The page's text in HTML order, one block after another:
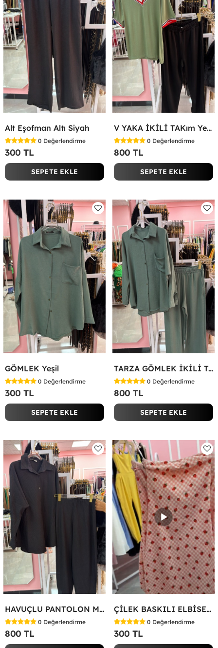
Alt Eşofman Altı Siyah
0 Değerlendirme
300 TL
SEPETE EKLE
V YAKA İKİLİ TAKım Yeşil
0 Değerlendirme
800 TL
SEPETE EKLE
GÖMLEK Yeşil
0 Değerlendirme
300 TL
SEPETE EKLE
TARZA GÖMLEK İKİLİ TAKIM KOT KUMAŞ Yeşil
0 Değerlendirme
800 TL
SEPETE EKLE
HAVUÇLU PANTOLON MİYASE TAKIM Siyah
0 Değerlendirme
800 TL
ÇİLEK BASKILI ELBİSE Bej
0 Değerlendirme
300 TL